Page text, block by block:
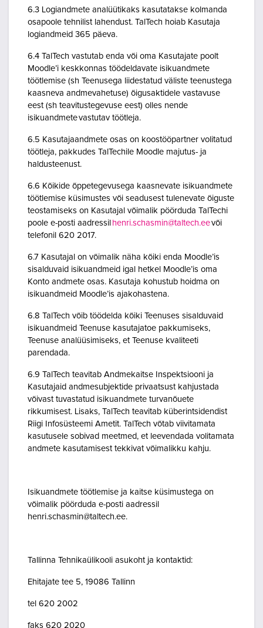
6.3 Logiandmete analüütikaks kasutatakse kolmanda
osapoole tehnilist lahendust. TalTech hoiab Kasutaja
logiandmeid 365 päeva.
6.4 TalTech vastutab enda või oma Kasutajate poolt
Moodle’i keskkonnas töödeldavate isikuandmete
töötlemise (sh Teenusega liidestatud väliste teenustega
kaasneva andmevahetuse) õigusaktidele vastavuse
eest (sh teavitustegevuse eest) olles nende
isikuandmete vastutav töötleja.
6.5 Kasutajaandmete osas on koostööpartner volitatud
töötleja, pakkudes TalTechile Moodle majutus- ja
haldusteenust.
6.6 Kõikide õppetegevusega kaasnevate isikuandmete
töötlemise küsimustes või seadusest tulenevate õiguste
teostamiseks on Kasutajal võimalik pöörduda TalTechi
poole e-posti aadressil henri.schasmin@taltech.eevõi
telefonil 620 2017.
6.7 Kasutajal on võimalik näha kõiki enda Moodle’is
sisalduvaid isikuandmeid igal hetkel Moodle’is oma
Konto andmete osas. Kasutaja kohustub hoidma on
isikuandmeid Moodle’is ajakohastena.
6.8 TalTech võib töödelda kõiki Teenuses sisalduvaid
isikuandmeid Teenuse kasutajatoe pakkumiseks,
Teenuse analüüsimiseks, et Teenuse kvaliteeti
parendada.
6.9 TalTech teavitab Andmekaitse Inspektsiooni ja
Kasutajaid andmesubjektide privaatsust kahjustada
võivast tuvastatud isikuandmete turvanõuete
rikkumisest. Lisaks, TalTech teavitab küberintsidendist
Riigi Infosüsteemi Ametit. TalTech võtab viivitamata
kasutusele sobivad meetmed, et leevendada volitamata
andmete kasutamisest tekkivat võimalikku kahju.
Isikuandmete töötlemise ja kaitse küsimustega on
võimalik pöörduda e-posti aadressil
henri.schasmin@taltech.ee.
Tallinna Tehnikaülikooli asukoht ja kontaktid:
Ehitajate tee 5, 19086 Tallinn
tel 620 2002
faks 620 2020